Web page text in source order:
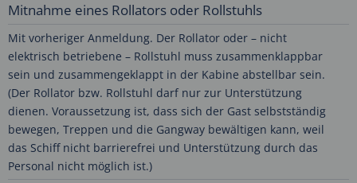
Mitnahme eines Rollators oder Rollstuhls
Mit vorheriger Anmeldung. Der Rollator oder – nicht
elektrisch betriebene – Rollstuhl muss zusammenklappbar
sein und zusammengeklappt in der Kabine abstellbar sein.
(Der Rollator bzw. Rollstuhl darf nur zur Unterstützung
dienen. Voraussetzung ist, dass sich der Gast selbstständig
bewegen, Treppen und die Gangway bewältigen kann, weil
das Schiff nicht barrierefrei und Unterstützung durch das
Personal nicht möglich ist.)